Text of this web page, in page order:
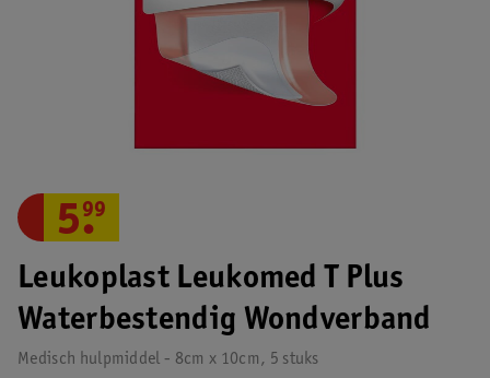
Leukoplast Leukomed T Plus
Waterbestendig Wondverband
Medisch hulpmiddel - 8cm x 10cm, 5 stuks
5.
99